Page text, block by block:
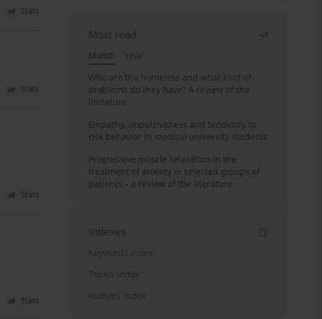
Stats
Stats
Stats
Stats
Most read
Month
Year
Who are the homeless and what kind of
problems do they have? A review of the
literature
Empathy, impulsiveness and tendency to
risk behavior in medical university students
Progressive muscle relaxation in the
treatment of anxiety in selected groups of
patients – a review of the literature
Indexes
Keywords index
Topics index
Authors index